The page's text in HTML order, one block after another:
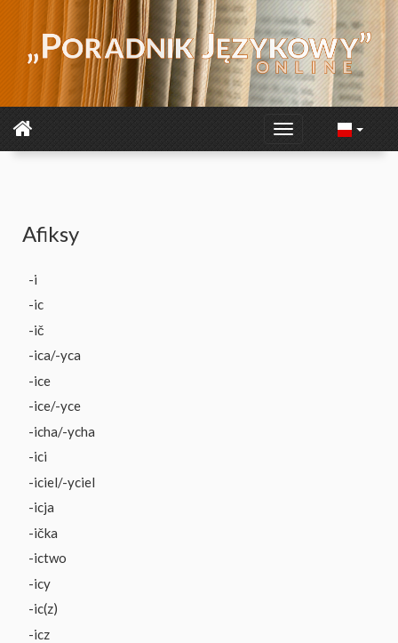
Afiksy
-i
-ic
-ič
-ica/-yca
-ice
-ice/-yce
-icha/-ycha
-ici
-iciel/-yciel
-icja
-ička
-ictwo
-icy
-ic(z)
-icz